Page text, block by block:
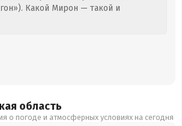
Какой Мирон — такой и
область
о погоде и атмосферных условиях на сегодня